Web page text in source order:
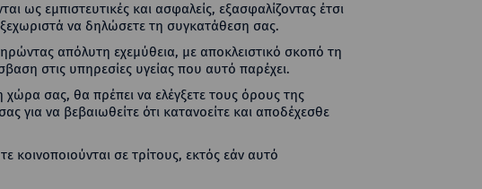
ως εμπιστευτικές και ασφαλείς, εξασφαλίζοντας έτσι
να δηλώσετε τη συγκατάθεση σας.
απόλυτη εχεμύθεια, με αποκλειστικό σκοπό τη
στις υπηρεσίες υγείας που αυτό παρέχει.
χώρα σας, θα πρέπει να ελέγξετε τους όρους της
να βεβαιωθείτε ότι κατανοείτε και αποδέχεσθε
σε τρίτους, εκτός εάν αυτό